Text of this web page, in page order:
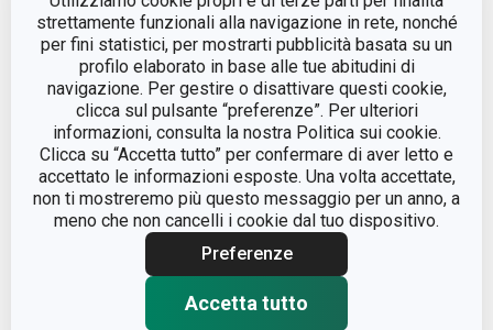
strettamente funzionali alla navigazione in rete, nonché
per fini statistici, per mostrarti pubblicità basata su un
profilo elaborato in base alle tue abitudini di
navigazione. Per gestire o disattivare questi cookie,
clicca sul pulsante “preferenze”. Per ulteriori
informazioni, consulta la nostra Politica sui cookie.
Clicca su “Accetta tutto” per confermare di aver letto e
accettato le informazioni esposte. Una volta accettate,
non ti mostreremo più questo messaggio per un anno, a
meno che non cancelli i cookie dal tuo dispositivo.
Preferenze
Accetta tutto
Padella BRAVA ø 28 cm
Tegame fondo BRAVA
ø 24 cm, con 2 manici
Visualizza